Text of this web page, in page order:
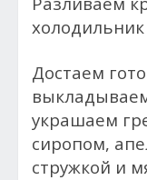
Достаем
украшаем
сиропом,
стружкой и